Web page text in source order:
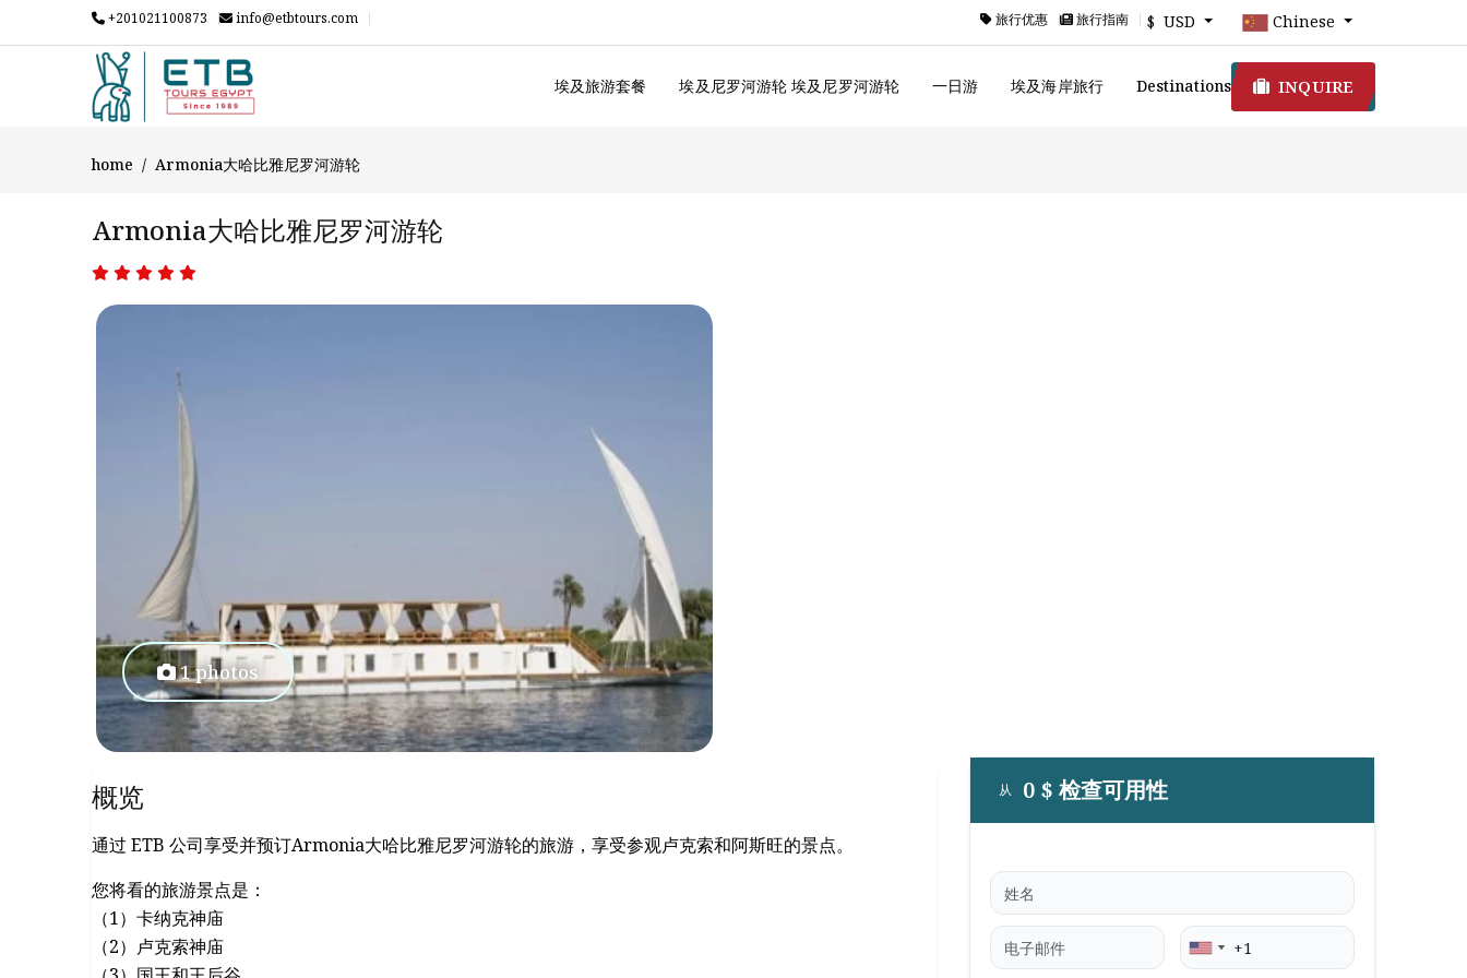
+201021100873 info@etbtours.com 旅行优惠 旅行指南 $ USD Chinese
埃及旅游套餐 埃及尼罗河游轮 埃及尼罗河游轮 一日游 埃及海岸旅行 Destinations INQUIRE
home Armonia大哈比雅尼罗河游轮
Armonia大哈比雅尼罗河游轮
1 photos
概览
通过 ETB 公司享受并预订Armonia大哈比雅尼罗河游轮的旅游，享受参观卢克索和阿斯旺的景点。
您将看的旅游景点是：
（1）卡纳克神庙
（2）卢克索神庙
从 0 $ 检查可用性